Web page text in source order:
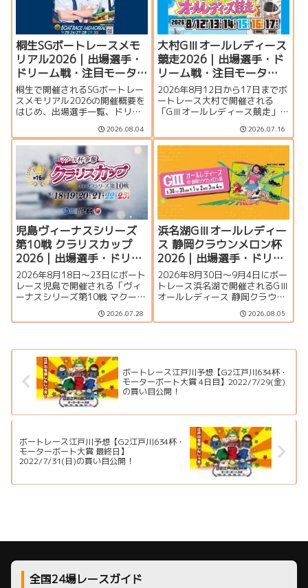
桐生SGボートレースメモ
リアル2026｜出場選手・
ドリーム戦・注目モータ
ー・イベント情報まとめ
桐生で開催されるSGボートレー
スメモリアル2026の開催概要を
はじめ、出場選手一覧、ドリー
徴、イベント情報を詳しく紹
介。峰竜太、毒島誠、定松勇樹
らトップレーサーが集結する真
夏のSGの見どころを徹底解説し
ます。
2026.08.04
大村GⅢオールレディース
競走2026｜出場選手・ド
リーム戦・注目モータ
ー・イベント情報まとめ
2026年8月12日から17日までボ
ートレース大村で開催される
「GⅢオールレディース競走」の
望、出場選手一覧、発祥地ドリ
ーム、注目モーター、大村水面
の攻略ポイント、イベント情報
まで詳しく紹介します。
2026.07.16
児島ヴィーナスシリーズ
第10戦 クラリスカップ
2026｜出場選手・ドリー
ム戦・注目モーター・イ
ベント情報まとめ
2026年8月18日～23日にボート
レース児島で開催される「ヴィ
ーナスシリーズ第10戦 マクール
杯争奪第16回クラリスカップ」
の特集ページです。出場選手一
報まで詳しく紹介します。
2026.07.28
浜名湖GⅢオールレディー
ス 静岡クラウンメロン杯
2026｜出場選手・ドリー
ム戦・注目モーター・イ
ベント情報まとめ
2026年8月30日～9月4日にボー
トレース浜名湖で開催されるGⅢ
オールレディース 静岡クラウン
メロン杯の特集ページです。出
場選手一覧、シリーズ展望、ド
を詳しく紹介します。
2026.08.05
ボートレース江戸川予想【G2江戸川634杯・
モーターボート大賞 4日目】2022/7/29(金)
の買い目公開！
ボートレース江戸川予想【G2江戸川634杯・
モーターボート大賞 最終日】
2022/7/31(日)の買い目公開！
全国24場レースガイド